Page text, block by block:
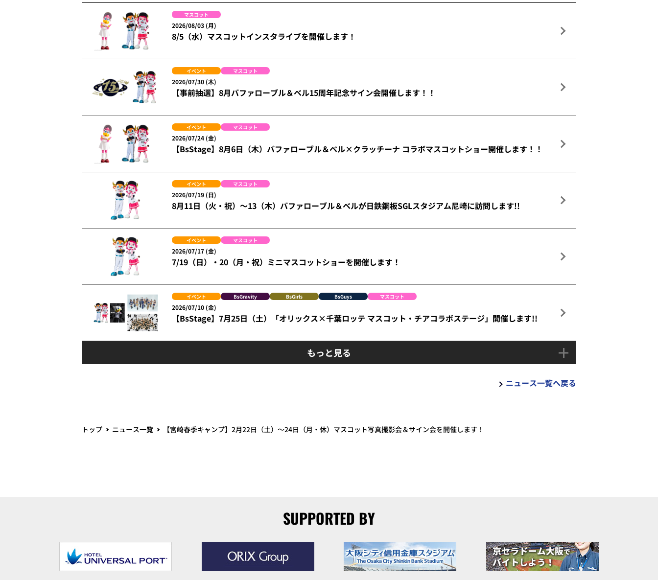
マスコット
2026/08/03 (月)
8/5（水）マスコットインスタライブを開催します！
イベント マスコット
2026/07/30 (木)
【事前抽選】8月バファローブル＆ベル15周年記念サイン会開催します！！
イベント マスコット
2026/07/24 (金)
【BsStage】8月6日（木）バファローブル＆ベル×クラッチーナ コラボマスコットショー開催します！！
イベント マスコット
2026/07/19 (日)
8月11日（火・祝）～13（木）バファローブル＆ベルが日鉄鋼板SGLスタジアム尼崎に訪問します!!
イベント マスコット
2026/07/17 (金)
7/19（日）・20（月・祝）ミニマスコットショーを開催します！
イベント BsGravity BsGirls BsGuys マスコット
2026/07/10 (金)
【BsStage】7月25日（土）「オリックス×千葉ロッテ マスコット・チアコラボステージ」開催します!!
もっと見る
ニュース一覧へ戻る
トップ ニュース一覧 【宮崎春季キャンプ】2月22日（土）～24日（月・休）マスコット写真撮影会＆サイン会を開催します！
SUPPORTED BY